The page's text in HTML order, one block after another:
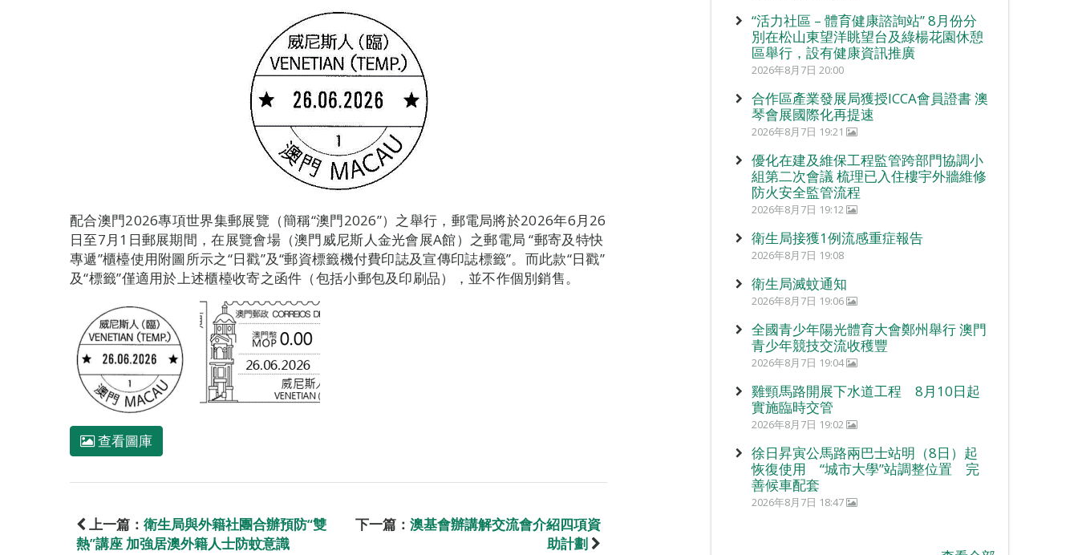
配合澳門2026專項世界集郵展覽（簡稱“澳門2026”）之舉行，郵電局將於2026年6月26
日至7月1日郵展期間，在展覽會場（澳門威尼斯人金光會展A館）之郵電局 “郵寄及特快
專遞”櫃檯使用附圖所示之“日戳”及“郵資標籤機付費印誌及宣傳印誌標籤”。而此款“日戳”
及“標籤”僅適用於上述櫃檯收寄之函件（包括小郵包及印刷品），並不作個別銷售。
查看圖庫
上一篇： 衛生局與外籍社團合辦預防“雙
熱”講座 加強居澳外籍人士防蚊意識
下一篇： 澳基會辦講解交流會介紹四項資
助計劃
“活力社區 – 體育健康諮詢站” 8月份分
別在松山東望洋眺望台及綠楊花園休憩
區舉行，設有健康資訊推廣
2026年8月7日 20:00
合作區產業發展局獲授ICCA會員證書 澳
琴會展國際化再提速
2026年8月7日 19:21
優化在建及維保工程監管跨部門協調小
組第二次會議 梳理已入住樓宇外牆維修
防火安全監管流程
2026年8月7日 19:12
衛生局接獲1例流感重症報告
2026年8月7日 19:08
衛生局滅蚊通知
2026年8月7日 19:06
全國青少年陽光體育大會鄭州舉行 澳門
青少年競技交流收穫豐
2026年8月7日 19:04
雞頸馬路開展下水道工程 8月10日起
實施臨時交管
2026年8月7日 19:02
徐日昇寅公馬路兩巴士站明（8日）起
恢復使用 “城市大學”站調整位置 完
善候車配套
2026年8月7日 18:47